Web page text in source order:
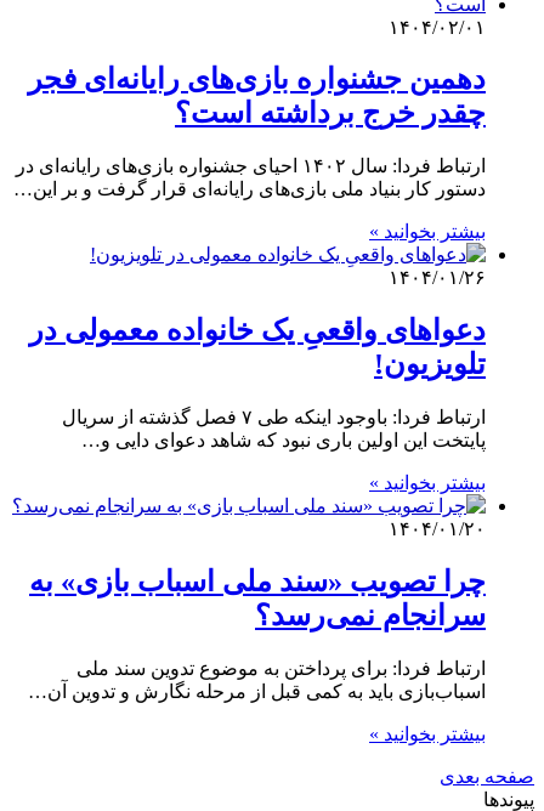
۱۴۰۴/۰۲/۰۱
دهمین جشنواره بازی‌های رایانه‌ای فجر
چقدر خرج برداشته است؟
ارتباط فردا: سال ۱۴۰۲ احیای جشنواره بازی‌های رایانه‌ای در
دستور کار بنیاد ملی بازی‌های رایانه‌ای قرار گرفت و بر این…
بیشتر بخوانید »
۱۴۰۴/۰۱/۲۶
دعواهای واقعیِ یک خانواده معمولی در
تلویزیون!
ارتباط فردا: باوجود اینکه طی ۷ فصل گذشته از سریال
پایتخت این اولین باری نبود که شاهد دعوای دایی و…
بیشتر بخوانید »
۱۴۰۴/۰۱/۲۰
چرا تصویب «سند ملی اسباب بازی» به
سرانجام نمی‌رسد؟
ارتباط فردا: برای پرداختن به موضوع تدوین سند ملی
اسباب‌بازی باید به کمی قبل از مرحله نگارش و تدوین آن…
بیشتر بخوانید »
صفحه بعدی
پیوندها